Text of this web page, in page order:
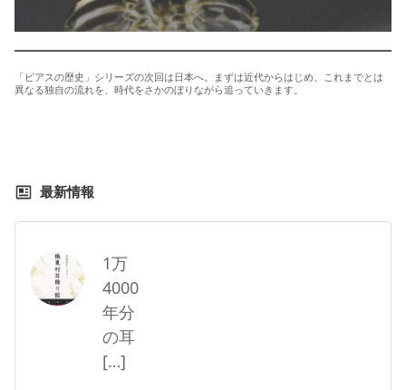
「ピアスの歴史」シリーズの次回は日本へ。まずは近代からはじめ、これまでとは
異なる独自の流れを、時代をさかのぼりながら追っていきます。
最新情報
1万
4000
年分
の耳
[…]